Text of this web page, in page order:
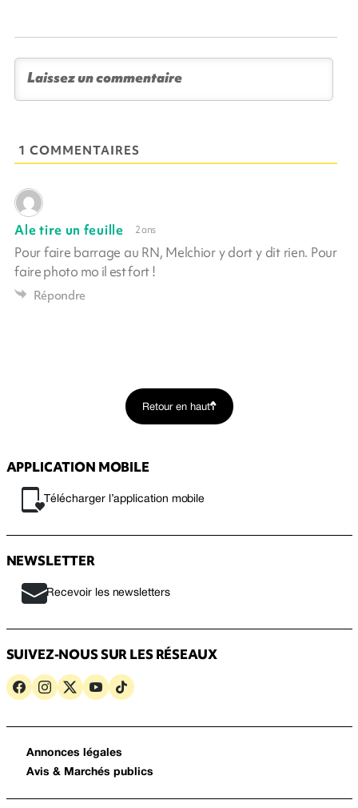
1 COMMENTAIRES
Ale tire un feuille 2 ans
Pour faire barrage au RN, Melchior y dort y dit rien. Pour
faire photo mo il est fort !
Répondre
Retour en haut
APPLICATION MOBILE
Télécharger l’application mobile
NEWSLETTER
Recevoir les newsletters
SUIVEZ-NOUS SUR LES RÉSEAUX
Annonces légales
Avis & Marchés publics